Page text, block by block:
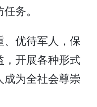
务。
优待军人，保
开展各种形式
为全社会尊崇